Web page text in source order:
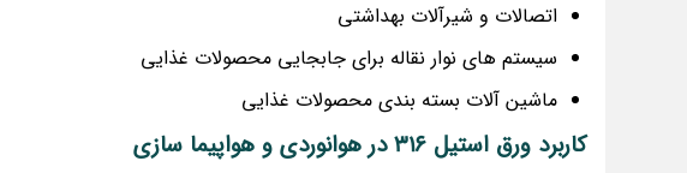
اتصالات و شیرآلات بهداشتی
سیستم های نوار نقاله برای جابجایی محصولات غذایی
ماشین آلات بسته بندی محصولات غذایی
کاربرد ورق استیل 316 در هوانوردی و هواپیما سازی